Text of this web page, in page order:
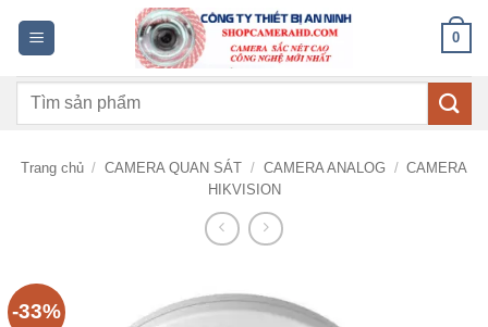
dung
0
Tìm
Trang chủ / CAMERA QUAN SÁT / CAMERA ANALOG / CAMERA
HIKVISION
-33%